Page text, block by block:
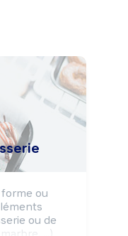
ou
ou de